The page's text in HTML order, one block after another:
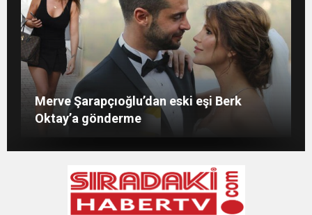
Merve Boluğur kahkahalarıyla dikkat çekti
Merve Şarapçıoğlu’dan eski eşi Berk
Oktay’a gönderme
Amber Heard: ‘Hoşça kal’ demek çok zor
Survivor Aycan’dan tatil pozu: Baktın
olmuyor, bakmayacaksın!